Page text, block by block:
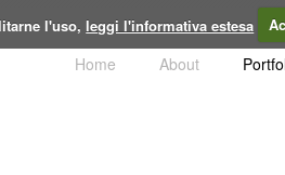
l'uso, leggi l'informativa estesa
Home About